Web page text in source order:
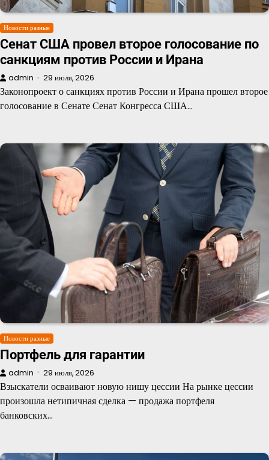
Новости разные
Сенат США провел второе голосование по
санкциям против России и Ирана
admin 29 июля, 2026
Законопроект о санкциях против России и Ирана прошел второе
голосование в Сенате Сенат Конгресса США…
Новости разные
Портфель для гарантии
admin 29 июля, 2026
Взыскатели осваивают новую нишу цессии На рынке цессии
произошла нетипичная сделка — продажа портфеля
банковских…